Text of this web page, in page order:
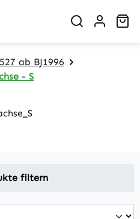
ab BJ1996
- S
filtern